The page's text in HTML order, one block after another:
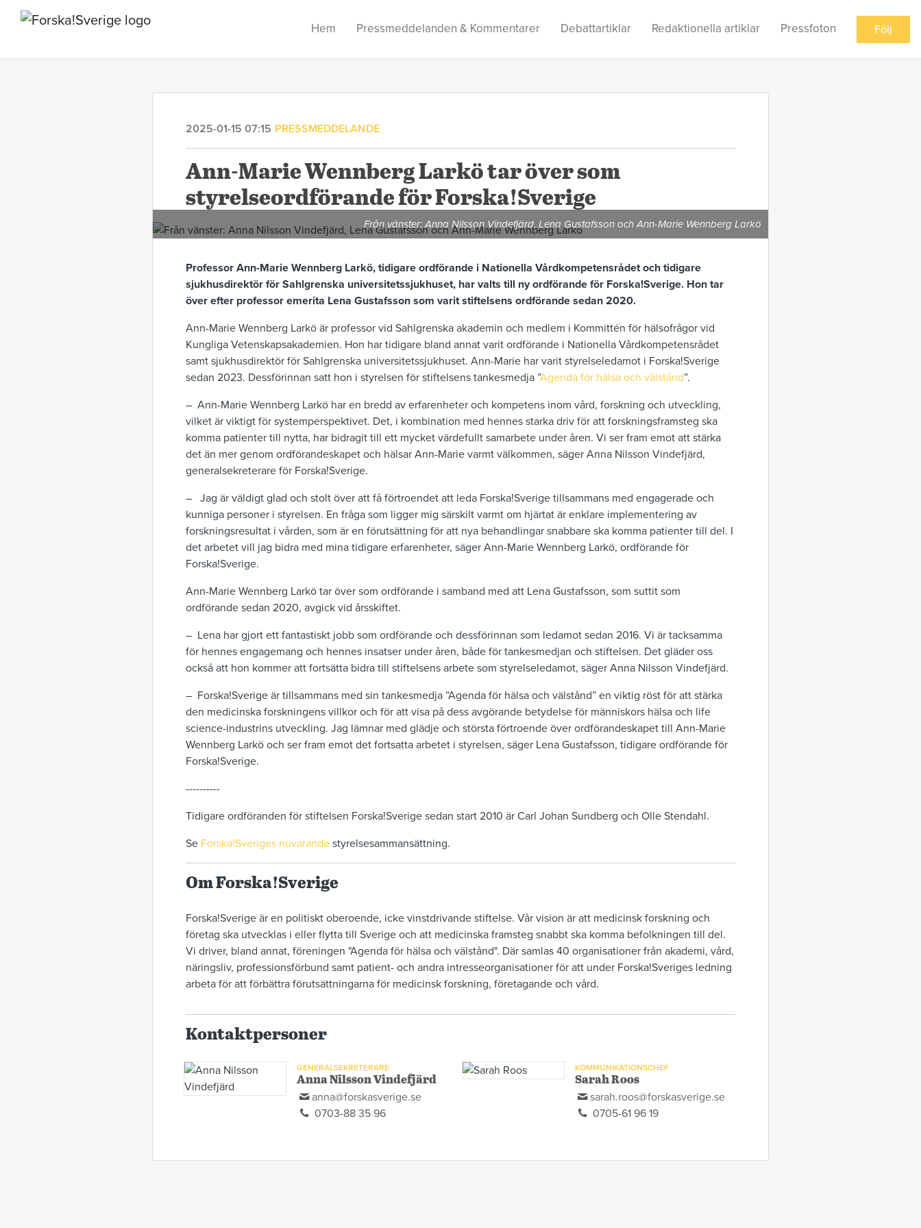
Hem Pressmeddelanden & Kommentarer Debattartiklar Redaktionella artiklar Pressfoton Följ
2025-01-15 07:15 PRESSMEDDELANDE
Ann-Marie Wennberg Larkö tar över som
styrelseordförande för Forska!Sverige
Från vänster: Anna Nilsson Vindefjärd, Lena Gustafsson och Ann-Marie Wennberg Larkö
Professor Ann-Marie Wennberg Larkö, tidigare ordförande i Nationella Vårdkompetensrådet och tidigare
sjukhusdirektör för Sahlgrenska universitetssjukhuset, har valts till ny ordförande för Forska!Sverige. Hon tar
över efter professor emerita Lena Gustafsson som varit stiftelsens ordförande sedan 2020.
Ann-Marie Wennberg Larkö är professor vid Sahlgrenska akademin och medlem i Kommittén för hälsofrågor vid
Kungliga Vetenskapsakademien. Hon har tidigare bland annat varit ordförande i Nationella Vårdkompetensrådet
samt sjukhusdirektör för Sahlgrenska universitetssjukhuset. Ann-Marie har varit styrelseledamot i Forska!Sverige
sedan 2023. Dessförinnan satt hon i styrelsen för stiftelsens tankesmedja ”Agenda för hälsa och välstånd”.
– Ann-Marie Wennberg Larkö har en bredd av erfarenheter och kompetens inom vård, forskning och utveckling,
vilket är viktigt för systemperspektivet. Det, i kombination med hennes starka driv för att forskningsframsteg ska
komma patienter till nytta, har bidragit till ett mycket värdefullt samarbete under åren. Vi ser fram emot att stärka
det än mer genom ordförandeskapet och hälsar Ann-Marie varmt välkommen, säger Anna Nilsson Vindefjärd,
generalsekreterare för Forska!Sverige.
– Jag är väldigt glad och stolt över att få förtroendet att leda Forska!Sverige tillsammans med engagerade och
kunniga personer i styrelsen. En fråga som ligger mig särskilt varmt om hjärtat är enklare implementering av
forskningsresultat i vården, som är en förutsättning för att nya behandlingar snabbare ska komma patienter till del. I
det arbetet vill jag bidra med mina tidigare erfarenheter, säger Ann-Marie Wennberg Larkö, ordförande för
Forska!Sverige.
Ann-Marie Wennberg Larkö tar över som ordförande i samband med att Lena Gustafsson, som suttit som
ordförande sedan 2020, avgick vid årsskiftet.
– Lena har gjort ett fantastiskt jobb som ordförande och dessförinnan som ledamot sedan 2016. Vi är tacksamma
för hennes engagemang och hennes insatser under åren, både för tankesmedjan och stiftelsen. Det gläder oss
också att hon kommer att fortsätta bidra till stiftelsens arbete som styrelseledamot, säger Anna Nilsson Vindefjärd.
– Forska!Sverige är tillsammans med sin tankesmedja ”Agenda för hälsa och välstånd” en viktig röst för att stärka
den medicinska forskningens villkor och för att visa på dess avgörande betydelse för människors hälsa och life
science-industrins utveckling. Jag lämnar med glädje och största förtroende över ordförandeskapet till Ann-Marie
Wennberg Larkö och ser fram emot det fortsatta arbetet i styrelsen, säger Lena Gustafsson, tidigare ordförande för
Forska!Sverige.
----------
Tidigare ordföranden för stiftelsen Forska!Sverige sedan start 2010 är Carl Johan Sundberg och Olle Stendahl.
Se Forska!Sveriges nuvarande styrelsesammansättning.
Om Forska!Sverige
Forska!Sverige är en politiskt oberoende, icke vinstdrivande stiftelse. Vår vision är att medicinsk forskning och
företag ska utvecklas i eller flytta till Sverige och att medicinska framsteg snabbt ska komma befolkningen till del.
Vi driver, bland annat, föreningen "Agenda för hälsa och välstånd". Där samlas 40 organisationer från akademi, vård,
näringsliv, professionsförbund samt patient- och andra intresseorganisationer för att under Forska!Sveriges ledning
arbeta för att förbättra förutsättningarna för medicinsk forskning, företagande och vård.
Kontaktpersoner
GENERALSEKRETERARE
Anna Nilsson Vindefjärd
anna@forskasverige.se
0703-88 35 96
KOMMUNIKATIONSCHEF
Sarah Roos
sarah.roos@forskasverige.se
0705-61 96 19